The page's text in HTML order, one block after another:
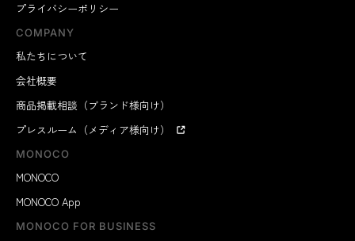
プライバシーポリシー
COMPANY
私たちについて
会社概要
商品掲載相談（ブランド様向け）
プレスルーム（メディア様向け）
MONOCO
MONOCO
MONOCO App
MONOCO FOR BUSINESS